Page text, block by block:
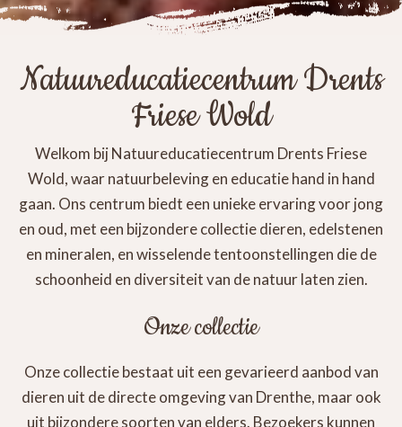
Natuureducatiecentrum Drents
Friese Wold
Welkom bij Natuureducatiecentrum Drents Friese
Wold, waar natuurbeleving en educatie hand in hand
gaan. Ons centrum biedt een unieke ervaring voor jong
en oud, met een bijzondere collectie dieren, edelstenen
en mineralen, en wisselende tentoonstellingen die de
schoonheid en diversiteit van de natuur laten zien.
Onze collectie
Onze collectie bestaat uit een gevarieerd aanbod van
dieren uit de directe omgeving van Drenthe, maar ook
uit bijzondere soorten van elders. Bezoekers kunnen